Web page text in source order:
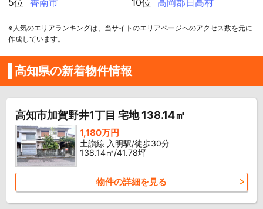
※人気のエリアランキングは、当サイトのエリアページへのアクセス数を元に
作成しています。
高知県の新着物件情報
高知市加賀野井1丁目 宅地 138.14㎡
1,180万円
土讃線 入明駅/徒歩30分
138.14㎡/41.78坪
物件の詳細を見る